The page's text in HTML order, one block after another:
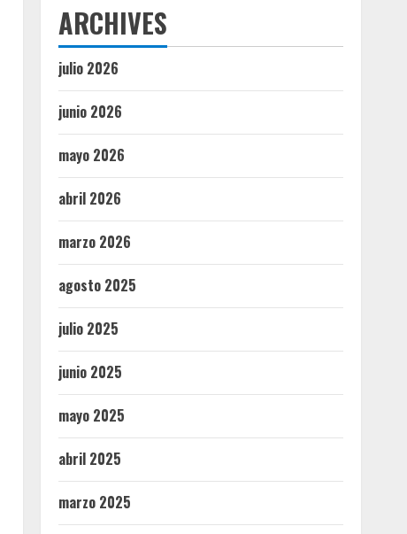
ARCHIVES
julio 2026
junio 2026
mayo 2026
abril 2026
marzo 2026
agosto 2025
julio 2025
junio 2025
mayo 2025
abril 2025
marzo 2025